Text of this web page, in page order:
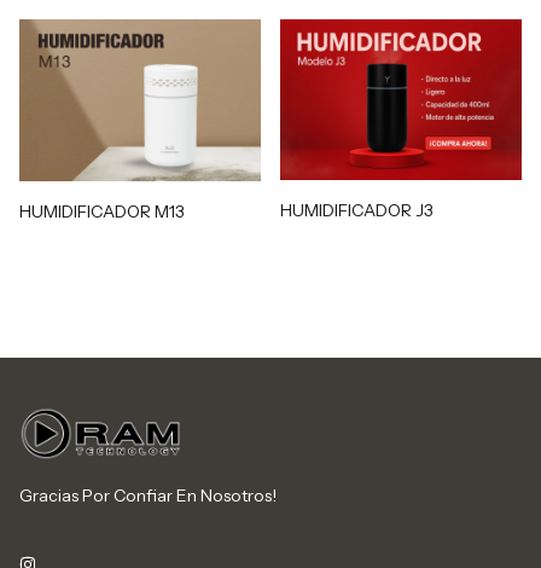
HUMIDIFICADOR M13 HUMIDIFICADOR J3
Gracias Por Confiar En Nosotros!